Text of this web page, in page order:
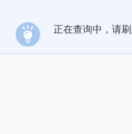
正在查询中，请